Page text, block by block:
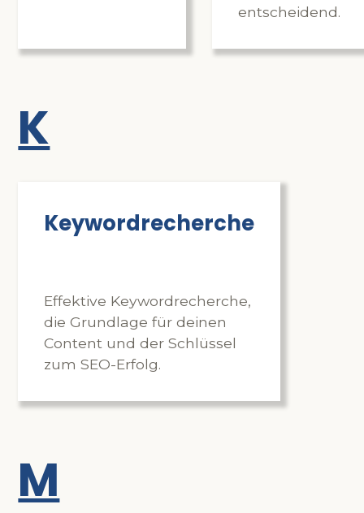
entscheidend.
K
Keywordrecherche
Effektive Keywordrecherche,
die Grundlage für deinen
Content und der Schlüssel
zum SEO-Erfolg.
M